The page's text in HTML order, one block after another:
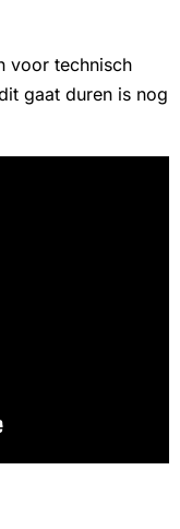
voor technisch
gaat duren is nog